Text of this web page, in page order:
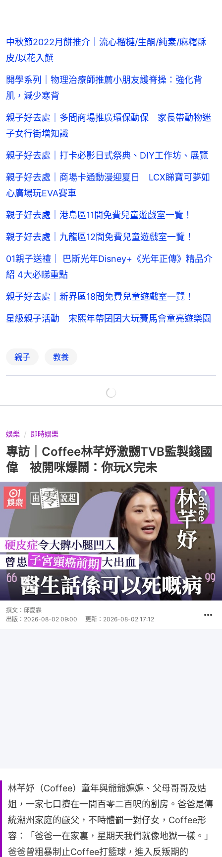
中秋節2022月餅推介｜流心榴槤/生酮/純素/麻糬酥
皮/以花入饌
開學系列｜物理治療師推薦小朋友護脊操：強化背
肌，減少寒背
親子好去處｜多間商場推廣環保動保 家長帶動物迷
子女行街增知識
親子好去處｜打卡必影日式祭典、DIY工作坊、展覽
親子好去處｜商場卡通動漫迎夏日 LCX睇寶可夢如
心廣場玩EVA賽車
親子好去處｜港島區11間免費兒童遊戲室一覽！
親子好去處｜九龍區12間免費兒童遊戲室一覽！
01親子送禮｜ 巴斯光年Disney+《光年正傳》精品介
紹 4大必睇重點
親子好去處｜新界區18間免費兒童遊戲室一覽！
星級親子活動 宋熙年帶囝囝大玩賽馬會童亮遊樂園
親子 教養
娛樂 即時娛樂
專訪｜Coffee林芊妤激嬲TVB監製錢國
偉 被開咪爆鬧：你玩X完未
撰文： 邱愛霖
出版： 2026-08-02 09:00 更新： 2026-08-02 17:12
林芊妤（Coffee）童年與爺爺嫲嫲、父母哥哥及姑
姐，一家七口擠在一間百零二百呎的劏房。爸爸是傳
統潮州家庭的嚴父，不時體罰一對仔女，Coffee形
容：「爸爸一在家裏，星期天我們就像地獄一樣。」
爸爸曾粗暴制止Coffee打籃球，進入反叛期的